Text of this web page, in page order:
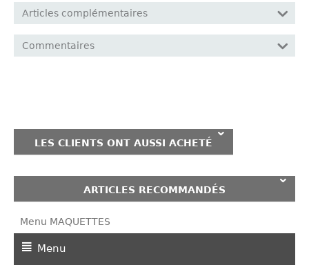
Articles complémentaires
Commentaires
LES CLIENTS ONT AUSSI ACHETÉ
ARTICLES RECOMMANDÉS
Menu MAQUETTES
Menu